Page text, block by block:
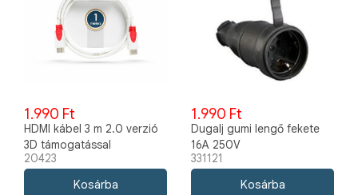
1.990 Ft
HDMI kábel 3 m 2.0 verzió
3D támogatással
20423
1.990 Ft
Dugalj gumi lengő fekete
16A 250V
331121